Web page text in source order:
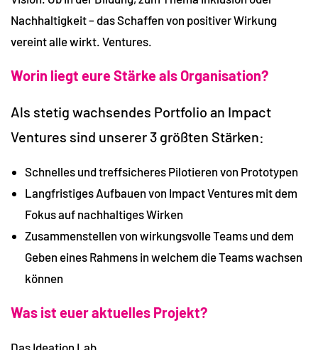
Nachhaltigkeit – das Schaffen von positiver Wirkung
vereint alle wirkt. Ventures.
Worin liegt eure Stärke als Organisation?
Als stetig wachsendes Portfolio an Impact
Ventures sind unserer 3 größten Stärken:
Schnelles und treffsicheres Pilotieren von Prototypen
Langfristiges Aufbauen von Impact Ventures mit dem
Fokus auf nachhaltiges Wirken
Zusammenstellen von wirkungsvolle Teams und dem
Geben eines Rahmens in welchem die Teams wachsen
können
Was ist euer aktuelles Projekt?
Das Ideation Lab